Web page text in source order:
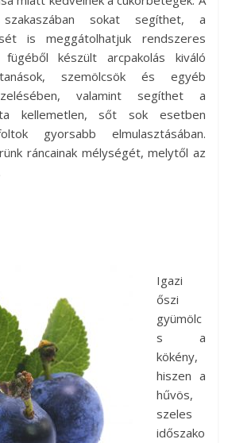
sokat segíthet, a
is meggátolhatjuk rendszeres
fügéből készült arcpakolás kiváló
szemölcsök és egyéb
valamint segíthet a
kellemetlen, sőt sok esetben
gyorsabb elmulasztásában.
ráncainak mélységét, melytől az
Igazi
őszi
gyümölc
s a
kökény,
hiszen a
hűvös,
szeles
időszako